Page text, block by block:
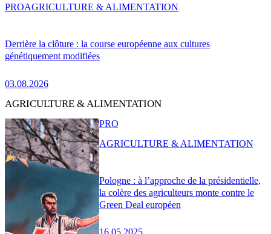
Derrière la clôture : la course européenne aux cultures
génétiquement modifiées
03.08.2026
PROAGRICULTURE & ALIMENTATION
AGRICULTURE & ALIMENTATION
Pologne : à l’approche de la présidentielle,
la colère des agriculteurs monte contre le
Green Deal européen
PRO
AGRICULTURE & ALIMENTATION